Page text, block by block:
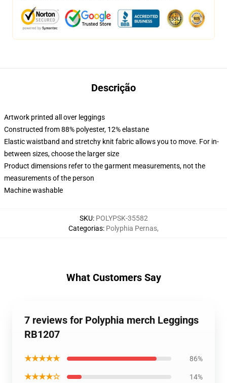
Descrição
Artwork printed all over leggings
Constructed from 88% polyester, 12% elastane
Elastic waistband and stretchy knit fabric allows you to move. For in-
between sizes, choose the larger size
Product dimensions refer to the garment measurements, not the
measurements of the person
Machine washable
SKU: POLYPSK-35582
Categorias: Polyphia Pernas,
What Customers Say
7 reviews for Polyphia merch Leggings
RB1207
★★★★★ 86%
★★★★☆ 14%